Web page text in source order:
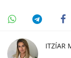
ITZÍAR